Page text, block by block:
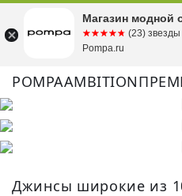
POMPAAMBITION
Джинсы широкие из
Магазин модной
☆☆☆☆☆
★★★★★ (23) звезды
Pompa.ru